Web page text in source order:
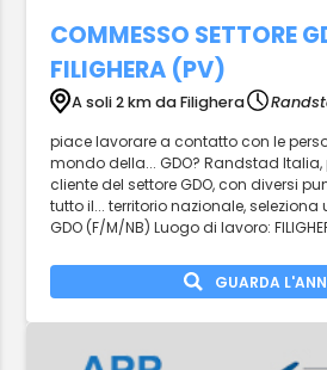
COMMESSO SETTORE
FILIGHERA (PV)
A soli 2 km da Filighera
piace lavorare a contatto con le
mondo della... GDO? Randstad
cliente del settore GDO, con diversi
tutto il... territorio nazionale, seleziona
GDO (F/M/NB) Luogo di lavoro:
GUARDA